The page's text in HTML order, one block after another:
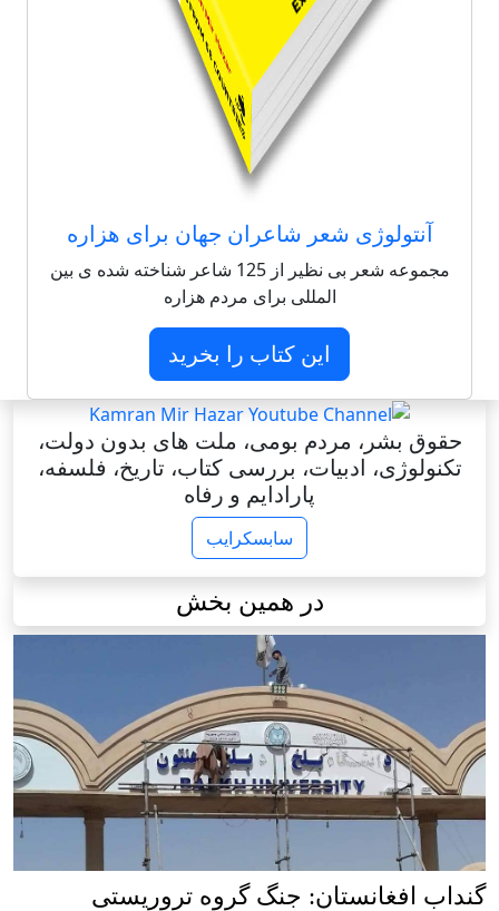
آنتولوژی شعر شاعران جهان برای هزاره
مجموعه شعر بی نظیر از 125 شاعر شناخته شده ی بین
المللی برای مردم هزاره
این کتاب را بخرید
حقوق بشر، مردم بومی، ملت های بدون دولت،
تکنولوژی، ادبیات، بررسی کتاب، تاریخ، فلسفه،
پارادایم و رفاه
سابسکرایب
در همین بخش
گنداب افغانستان: جنگ گروه تروریستی